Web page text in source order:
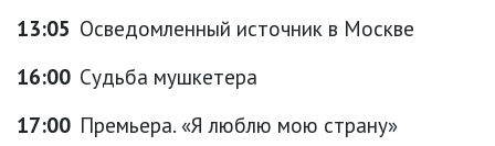
13:05 Осведомленный источник в Москве
16:00 Судьба мушкетера
17:00 Премьера. «Я люблю мою страну»